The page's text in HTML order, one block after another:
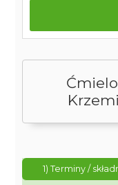
1) Terminy /